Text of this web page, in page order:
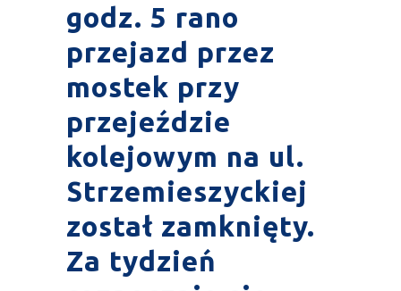
godz. 5 rano
przejazd przez
mostek przy
przejeździe
kolejowym na ul.
Strzemieszyckiej
został zamknięty.
Za tydzień